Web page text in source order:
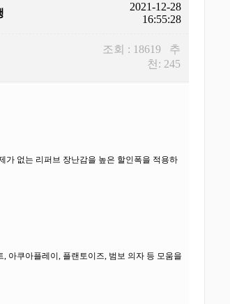
2021-12-28
16:55:28
조회 : 18619 추
천: 245
가 없는 리퍼브 장난감을 높은 할인폭을 적용하
아쿠아플레이, 플랜토이즈, 범보 의자 등 모움을